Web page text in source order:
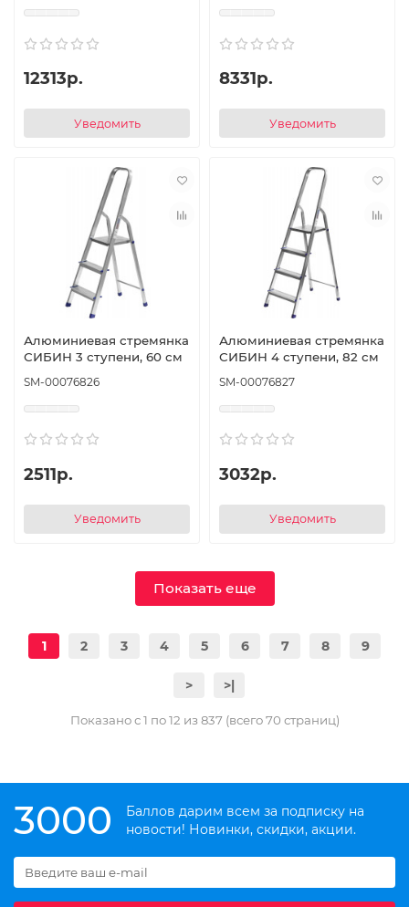
12313р.
Уведомить
8331р.
Уведомить
Алюминиевая стремянка
СИБИН 3 ступени, 60 см
SM-00076826
2511р.
Уведомить
Алюминиевая стремянка
СИБИН 4 ступени, 82 см
SM-00076827
3032р.
Уведомить
Показать еще
1 2 3 4 5 6 7 8 9
> >|
Показано с 1 по 12 из 837 (всего 70 страниц)
3000
Баллов дарим всем за подписку на
новости! Новинки, скидки, акции.